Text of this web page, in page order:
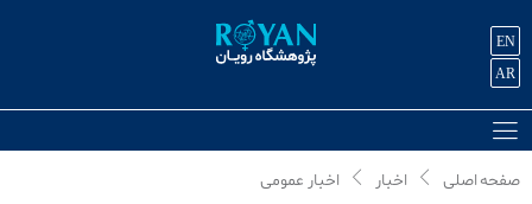
EN
AR
صفحه اصلی اخبار اخبار عمومی